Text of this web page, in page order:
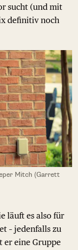
sucht (und mit
definitiv noch
Mitch (Garrett
läuft es also für
– jedenfalls zu
er eine Gruppe